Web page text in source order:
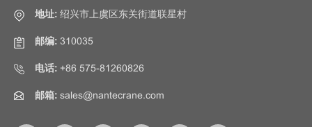
地址: 绍兴市上虞区东关街道联星村
邮编: 310035
电话: +86 575-81260826
邮箱: sales@nantecrane.com